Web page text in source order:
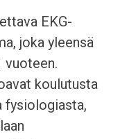
EKG-
joka yleensä
vuoteen.
koulutusta
fysiologiasta,